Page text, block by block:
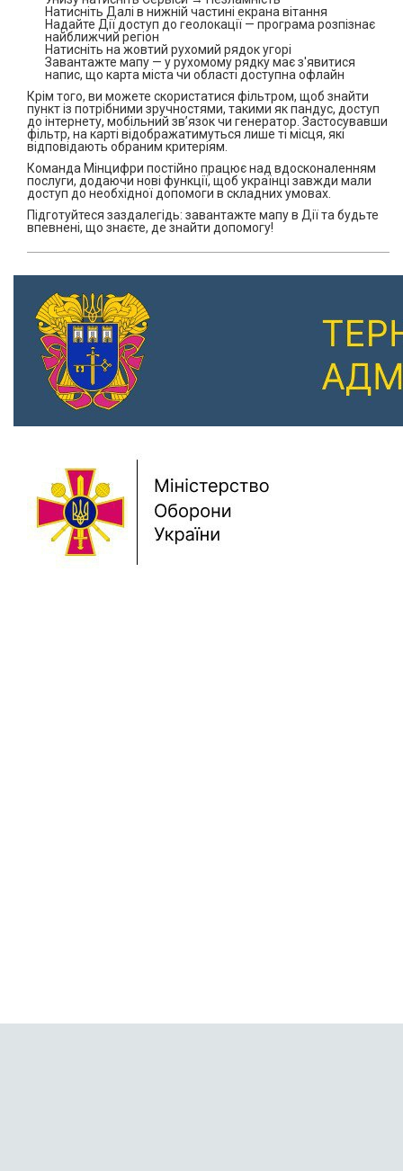
Натисніть Далі в нижній частині екрана вітання
Надайте Дії доступ до геолокації — програма розпізнає
найближчий регіон
Натисніть на жовтий рухомий рядок угорі
Завантажте мапу — у рухомому рядку має з'явитися
напис, що карта міста чи області доступна офлайн
Крім того, ви можете скористатися фільтром, щоб знайти
пункт із потрібними зручностями, такими як пандус, доступ
до інтернету, мобільний зв’язок чи генератор. Застосувавши
фільтр, на карті відображатимуться лише ті місця, які
відповідають обраним критеріям.
Команда Мінцифри постійно працює над вдосконаленням
послуги, додаючи нові функції, щоб українці завжди мали
доступ до необхідної допомоги в складних умовах.
Підготуйтеся заздалегідь: завантажте мапу в Дії та будьте
впевнені, що знаєте, де знайти допомогу!
Previous